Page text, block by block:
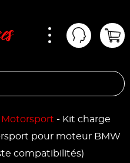
Mon
Motorsport - Kit charge
pour moteur BMW
compatibilités)